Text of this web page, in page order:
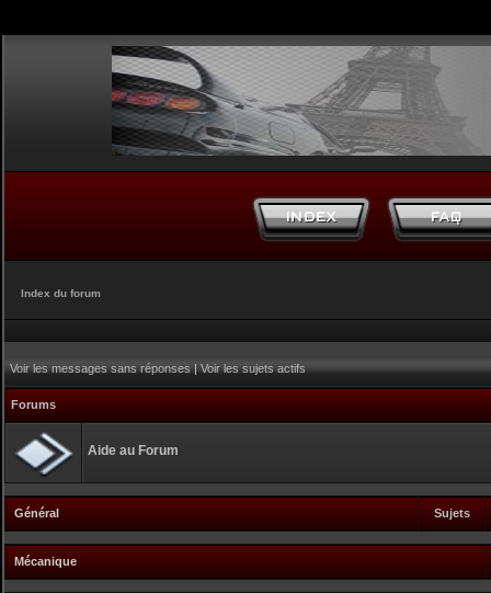
Index du forum
Voir les messages sans réponses|Voir les sujets actifs
Forums
Aide au Forum
Général Sujets
Mécanique